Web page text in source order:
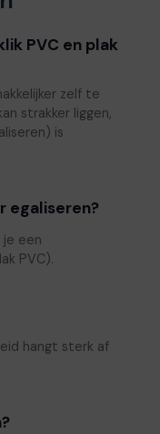
PVC en plak
zelf te
strakker liggen,
is
egaliseren?
je een
PVC).
hangt sterk af